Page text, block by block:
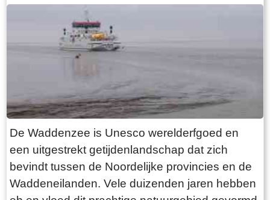
bezoekerscentrum loop je via een voetpad van
rode klinkers de terp op. De kerk is helaas dicht,
want deze is aan de binnenkant ook de moeite
waard. Er hangt een aantal historische houten
rouwborden aan de muur. In de huizen brandt
licht en de kachel. Aan de andere kant van de
terp loop je weer naar beneden, nu via voetpad
van gele klinkers. Als je daarna links aanhoudt
kom je gewoon weer uit waar je bent begonnen.
Het is moeilijk voor te stellen dat een dergelijk
terp ooit door mensenhanden is gemaakt.
Terpen hadden een belangrijke functie als
De Waddenzee is Unesco werelderfgoed en
een uitgestrekt getijdenlandschap dat zich
bevindt tussen de Noordelijke provincies en de
Waddeneilanden. Vele duizenden jaren hebben